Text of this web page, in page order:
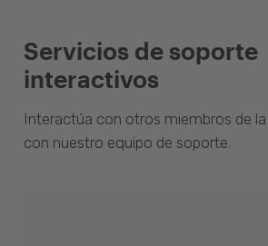
Servicios de soporte
interactivos
Interactúa con otros miembros de
con nuestro equipo de soporte.